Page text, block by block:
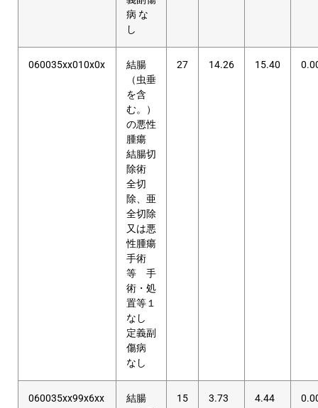
病 な
し
060035xx010x0x
結腸
（虫垂
を含
む。）
の悪性
腫瘍
結腸切
除術
全切
除、亜
全切除
又は悪
性腫瘍
手術
等 手
術・処
置等１
なし
定義副
傷病
なし
27 14.26 15.40
060035xx99x6xx
結腸
15 3.73 4.44